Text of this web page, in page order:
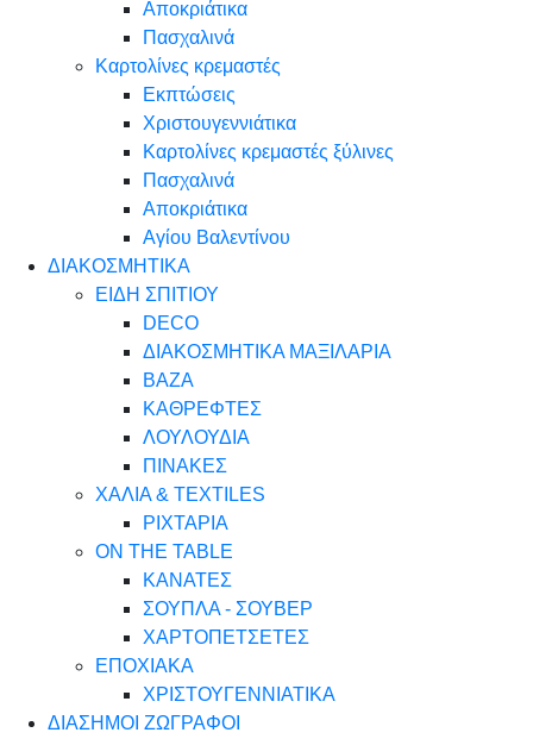
Αποκριάτικα
Πασχαλινά
Καρτολίνες κρεμαστές
Εκπτώσεις
Χριστουγεννιάτικα
Καρτολίνες κρεμαστές ξύλινες
Πασχαλινά
Αποκριάτικα
Αγίου Βαλεντίνου
ΔΙΑΚΟΣΜΗΤΙΚΑ
ΕΙΔΗ ΣΠΙΤΙΟΥ
DECO
ΔΙΑΚΟΣΜΗΤΙΚΑ ΜΑΞΙΛΑΡΙΑ
ΒΑΖΑ
ΚΑΘΡΕΦΤΕΣ
ΛΟΥΛΟΥΔΙΑ
ΠΙΝΑΚΕΣ
ΧΑΛΙΑ & TEXTILES
ΡΙΧΤΑΡΙΑ
ON THE TABLE
ΚΑΝΑΤΕΣ
ΣΟΥΠΛΑ - ΣΟΥΒΕΡ
ΧΑΡΤΟΠΕΤΣΕΤΕΣ
ΕΠΟΧΙΑΚΑ
ΧΡΙΣΤΟΥΓΕΝΝΙΑΤΙΚΑ
ΔΙΑΣΗΜΟΙ ΖΩΓΡΑΦΟΙ